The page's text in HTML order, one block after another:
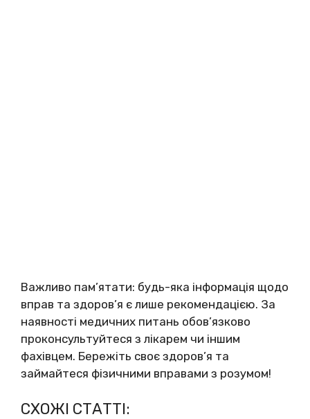
Важливо пам’ятати: будь-яка інформація щодо
вправ та здоров’я є лише рекомендацією. За
наявності медичних питань обов’язково
проконсультуйтеся з лікарем чи іншим
фахівцем. Бережіть своє здоров’я та
займайтеся фізичними вправами з розумом!
СХОЖІ СТАТТІ: